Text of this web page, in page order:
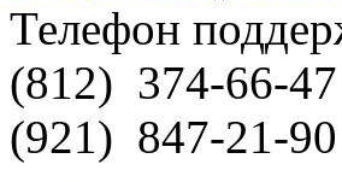
Телефон
(812) 374-66-47
(921) 847-21-90